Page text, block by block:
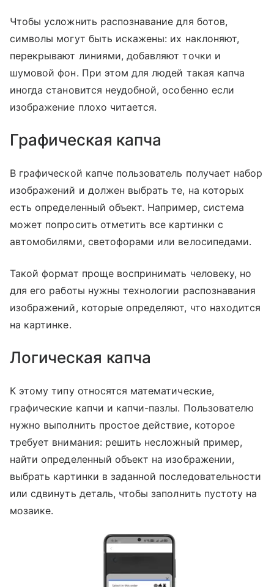
Чтобы усложнить распознавание для ботов,
символы могут быть искажены: их наклоняют,
перекрывают линиями, добавляют точки и
шумовой фон. При этом для людей такая капча
иногда становится неудобной, особенно если
изображение плохо читается.
Графическая капча
В графической капче пользователь получает набор
изображений и должен выбрать те, на которых
есть определенный объект. Например, система
может попросить отметить все картинки с
автомобилями, светофорами или велосипедами.
Такой формат проще воспринимать человеку, но
для его работы нужны технологии распознавания
изображений, которые определяют, что находится
на картинке.
Логическая капча
К этому типу относятся математические,
графические капчи и капчи-пазлы. Пользователю
нужно выполнить простое действие, которое
требует внимания: решить несложный пример,
найти определенный объект на изображении,
выбрать картинки в заданной последовательности
или сдвинуть деталь, чтобы заполнить пустоту на
мозаике.